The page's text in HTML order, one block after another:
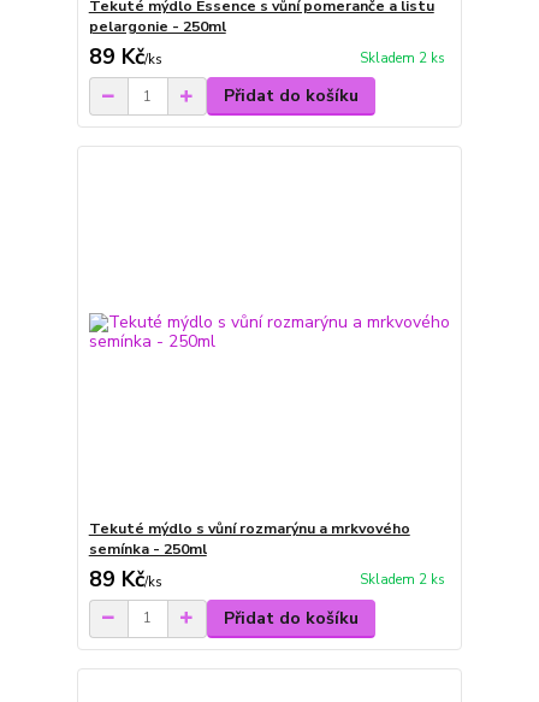
Tekuté mýdlo Essence s vůní pomeranče a listu
pelargonie - 250ml
89 Kč/ks Skladem 2 ks
Přidat do košíku
Tekuté mýdlo s vůní rozmarýnu a mrkvového
semínka - 250ml
89 Kč/ks Skladem 2 ks
Přidat do košíku